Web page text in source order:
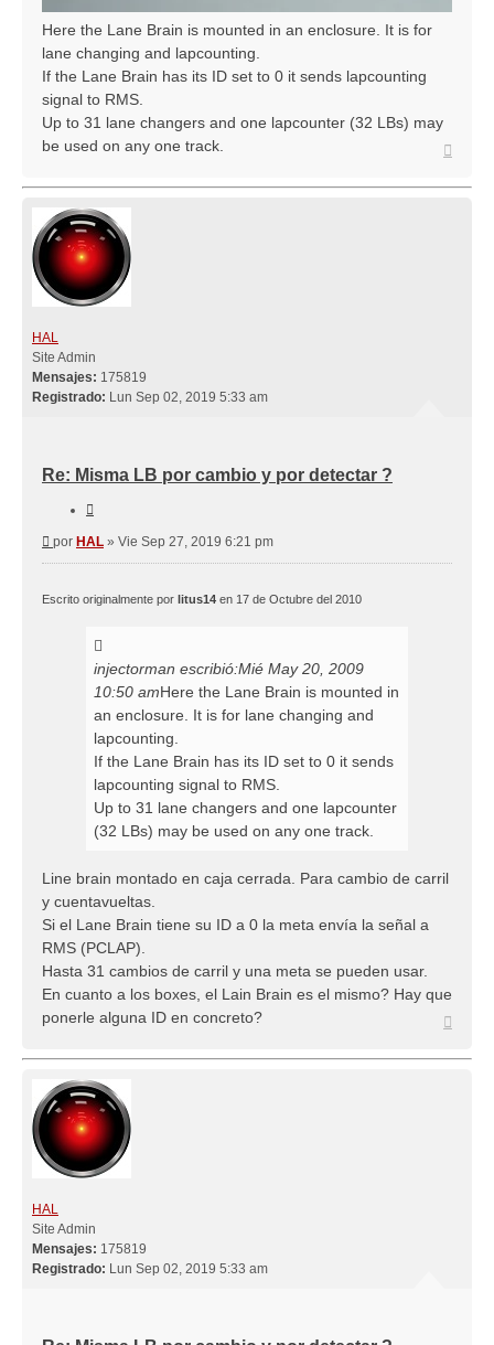
Here the Lane Brain is mounted in an enclosure. It is for
lane changing and lapcounting.
If the Lane Brain has its ID set to 0 it sends lapcounting
signal to RMS.
Up to 31 lane changers and one lapcounter (32 LBs) may
be used on any one track.
HAL
Site Admin
Mensajes: 175819
Registrado: Lun Sep 02, 2019 5:33 am
Re: Misma LB por cambio y por detectar ?
Mensaje
por HAL » Vie Sep 27, 2019 6:21 pm
Escrito originalmente por litus14 en 17 de Octubre del 2010
injectorman escribió:Mié May 20, 2009
10:50 amHere the Lane Brain is mounted in
an enclosure. It is for lane changing and
lapcounting.
If the Lane Brain has its ID set to 0 it sends
lapcounting signal to RMS.
Up to 31 lane changers and one lapcounter
(32 LBs) may be used on any one track.
Line brain montado en caja cerrada. Para cambio de carril
y cuentavueltas.
Si el Lane Brain tiene su ID a 0 la meta envía la señal a
RMS (PCLAP).
Hasta 31 cambios de carril y una meta se pueden usar.
En cuanto a los boxes, el Lain Brain es el mismo? Hay que
ponerle alguna ID en concreto?
HAL
Site Admin
Mensajes: 175819
Registrado: Lun Sep 02, 2019 5:33 am